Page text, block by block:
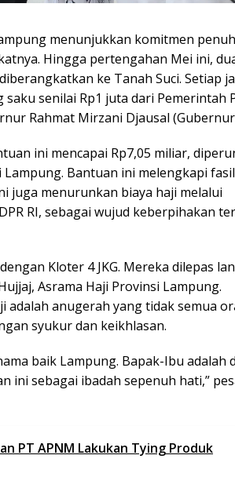
menunjukkan komitmen
Hingga pertengahan Mei ini,
ke Tanah Suci. Setiap
senilai Rp1 juta dari Pemerintah
Rahmat Mirzani Djausal
ini mencapai Rp7,05 miliar,
Bantuan ini melengkapi
juga menurunkan biaya haji melalui
RI, sebagai wujud keberpihakan
Kloter 4 JKG. Mereka dilepas
Asrama Haji Provinsi Lampung.
adalah anugerah yang tidak semua
syukur dan keikhlasan.
baik Lampung. Bapak-Ibu adalah
ini sebagai ibadah sepenuh hati,”
PT APNM Lakukan Tying Produk